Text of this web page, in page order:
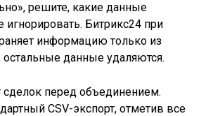
решите, какие данные
игнорировать. Битрикс24 при
информацию только из
остальные данные удаляются.
сделок перед объединением.
CSV-экспорт, отметив все